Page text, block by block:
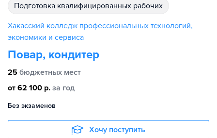
подготовка квалифицированных рабочих
Хакасский колледж профессиональных технологий,
экономики и сервиса
Повар, кондитер
25 бюджетных мест
от 62 100 р. за год
Без экзаменов
Хочу поступить